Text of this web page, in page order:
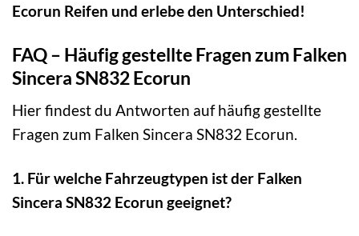
Ecorun Reifen und erlebe den Unterschied!
FAQ – Häufig gestellte Fragen zum Falken
Sincera SN832 Ecorun
Hier findest du Antworten auf häufig gestellte
Fragen zum Falken Sincera SN832 Ecorun.
1. Für welche Fahrzeugtypen ist der Falken
Sincera SN832 Ecorun geeignet?